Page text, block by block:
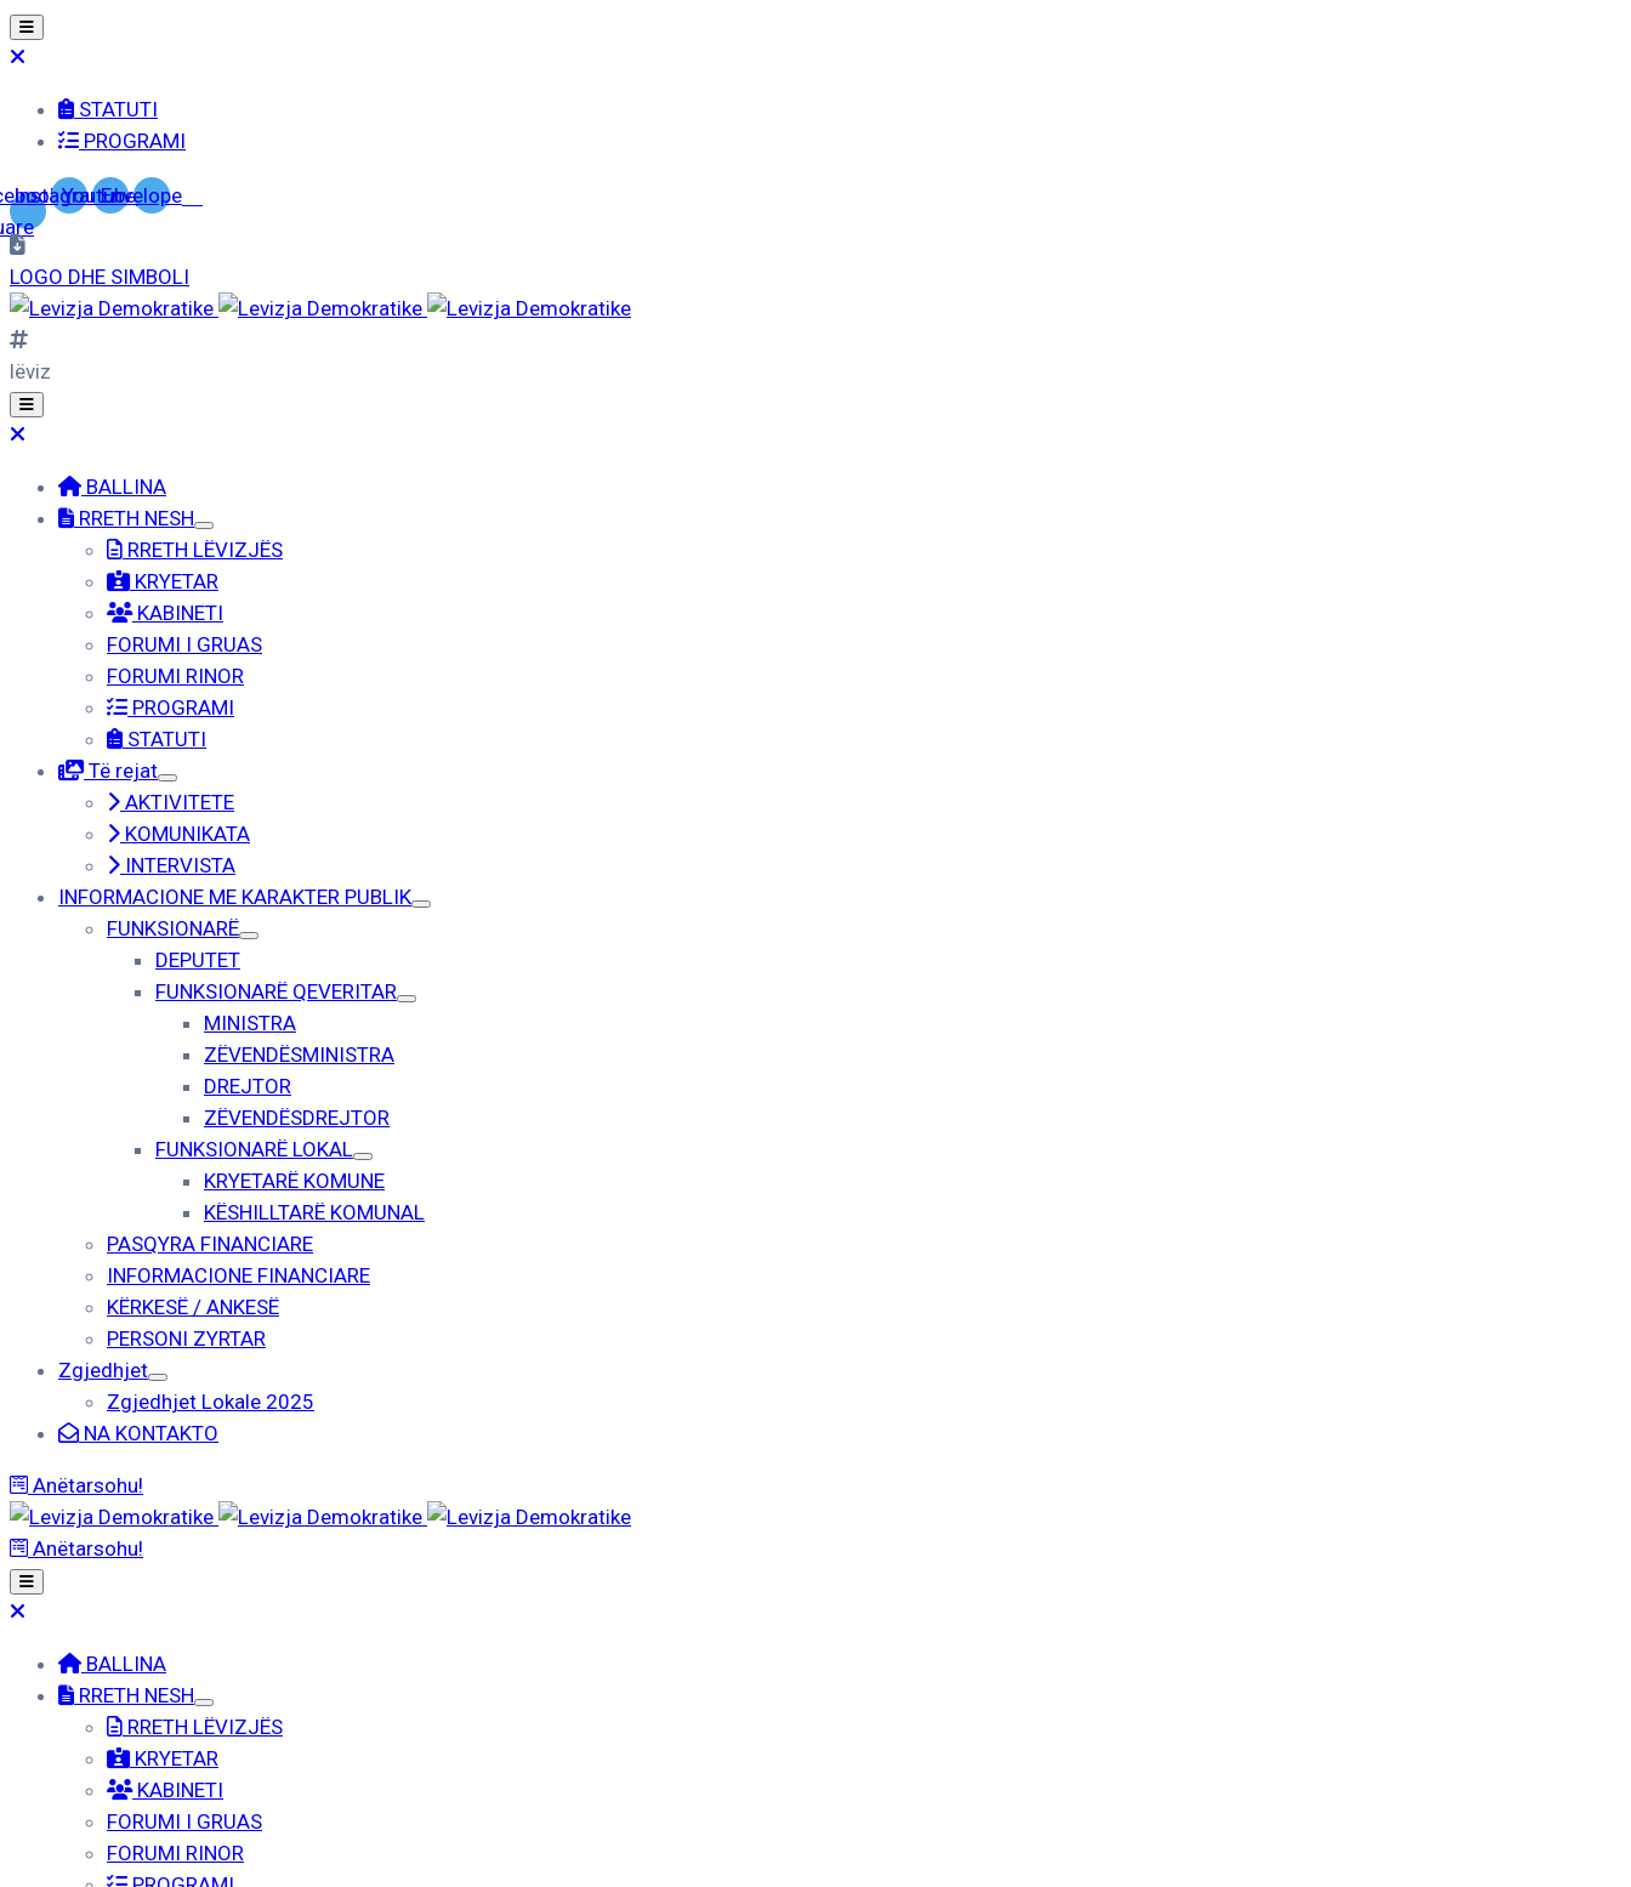
STATUTI
PROGRAMI
Instagram
YoutubeEnvelope
LOGO DHE SIMBOLI
lëviz
BALLINA
RRETH NESH
RRETH LËVIZJËS
KRYETAR
KABINETI
FORUMI I GRUAS
FORUMI RINOR
PROGRAMI
STATUTI
Të rejat
AKTIVITETE
KOMUNIKATA
INTERVISTA
INFORMACIONE ME KARAKTER PUBLIK
FUNKSIONARË
DEPUTET
FUNKSIONARË QEVERITAR
MINISTRA
ZËVENDËSMINISTRA
DREJTOR
ZËVENDËSDREJTOR
FUNKSIONARË LOKAL
KRYETARË KOMUNE
KËSHILLTARË KOMUNAL
PASQYRA FINANCIARE
INFORMACIONE FINANCIARE
KËRKESË / ANKESË
PERSONI ZYRTAR
Zgjedhjet
Zgjedhjet Lokale 2025
NA KONTAKTO
Anëtarsohu!
Anëtarsohu!
BALLINA
RRETH NESH
RRETH LËVIZJËS
KRYETAR
KABINETI
FORUMI I GRUAS
FORUMI RINOR